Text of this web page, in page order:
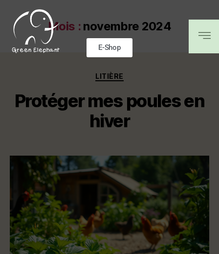
E-Shop
Mois : novembre 2024
LITIÈRE
Protéger mes poules en
hiver